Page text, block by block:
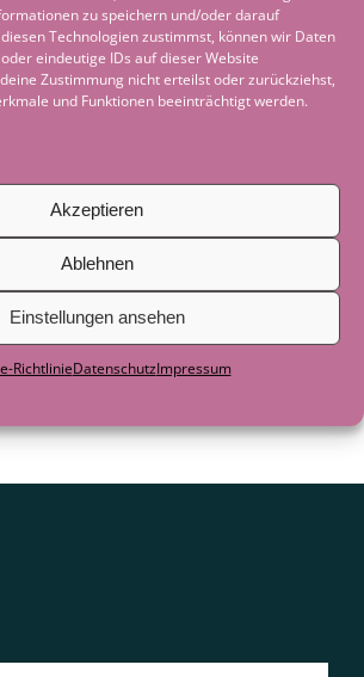
zu speichern und/oder darauf
Technologien zustimmst, können wir Daten
eindeutige IDs auf dieser Website
Zustimmung nicht erteilst oder zurückziehst,
und Funktionen beeinträchtigt werden.
Akzeptieren
Ablehnen
Einstellungen ansehen
RichtlinieDatenschutzImpressum
– wenn die Welt leise
Nachdenken: Als das
gebraucht wurde
Lehrer wurde